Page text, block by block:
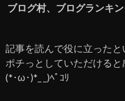
ブログ村、ブログランキ
記事を読んで役に立ったと
ポチっとしていただけると
(*･ω･)*_ _)ﾍﾟｺﾘ